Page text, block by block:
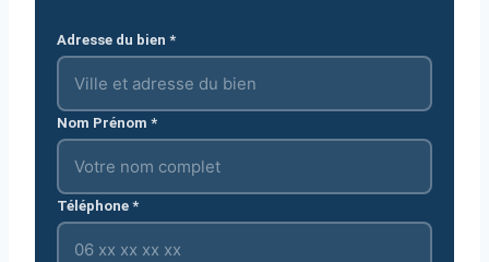
Adresse du bien *
Nom Prénom *
Téléphone *